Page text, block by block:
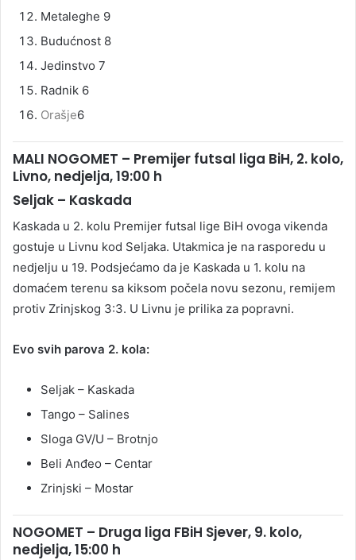
Metaleghe 9
Budućnost 8
Jedinstvo 7
Radnik 6
Orašje6
MALI NOGOMET – Premijer futsal liga BiH, 2. kolo,
Livno, nedjelja, 19:00 h
Seljak – Kaskada
Kaskada u 2. kolu Premijer futsal lige BiH ovoga vikenda
gostuje u Livnu kod Seljaka. Utakmica je na rasporedu u
nedjelju u 19. Podsjećamo da je Kaskada u 1. kolu na
domaćem terenu sa kiksom počela novu sezonu, remijem
protiv Zrinjskog 3:3. U Livnu je prilika za popravni.
Evo svih parova 2. kola:
Seljak – Kaskada
Tango – Salines
Sloga GV/U – Brotnjo
Beli Anđeo – Centar
Zrinjski – Mostar
NOGOMET – Druga liga FBiH Sjever, 9. kolo,
nedjelja, 15:00 h